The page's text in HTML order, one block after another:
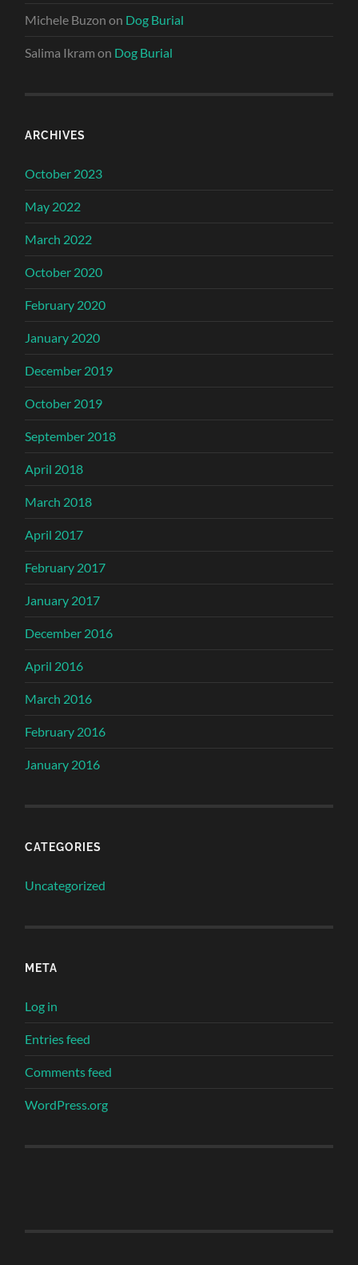
Michele Buzon on Dog Burial
Salima Ikram on Dog Burial
ARCHIVES
October 2023
May 2022
March 2022
October 2020
February 2020
January 2020
December 2019
October 2019
September 2018
April 2018
March 2018
April 2017
February 2017
January 2017
December 2016
April 2016
March 2016
February 2016
January 2016
CATEGORIES
Uncategorized
META
Log in
Entries feed
Comments feed
WordPress.org